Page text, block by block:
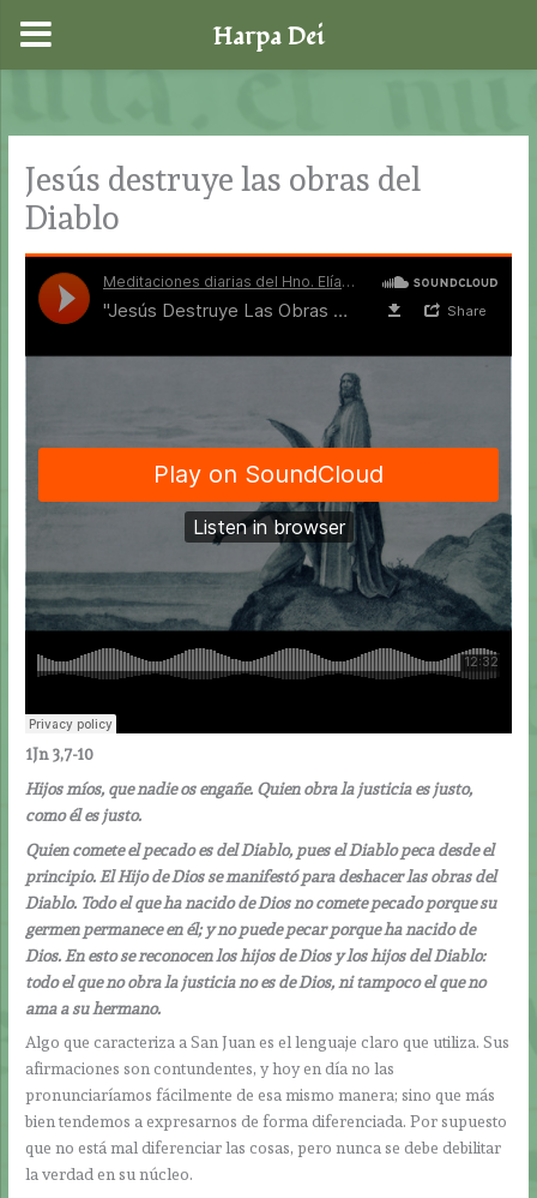
contenido
Jesús destruye las obras del
Diablo
1Jn 3,7-10
Hijos míos, que nadie os engañe. Quien obra la justicia es justo,
como él es justo.
Quien comete el pecado es del Diablo, pues el Diablo peca desde el
principio. El Hijo de Dios se manifestó para deshacer las obras del
Diablo. Todo el que ha nacido de Dios no comete pecado porque su
germen permanece en él; y no puede pecar porque ha nacido de
Dios. En esto se reconocen los hijos de Dios y los hijos del Diablo:
todo el que no obra la justicia no es de Dios, ni tampoco el que no
ama a su hermano.
Algo que caracteriza a San Juan es el lenguaje claro que utiliza. Sus
afirmaciones son contundentes, y hoy en día no las
pronunciaríamos fácilmente de esa mismo manera; sino que más
bien tendemos a expresarnos de forma diferenciada. Por supuesto
que no está mal diferenciar las cosas, pero nunca se debe debilitar
la verdad en su núcleo.
Harpa Dei